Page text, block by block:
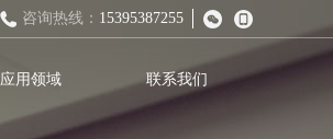
咨询热线： 15395387255
应用领域 联系我们